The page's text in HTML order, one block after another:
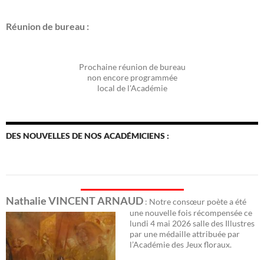
Réunion de bureau :
Prochaine réunion de bureau
non encore programmée
local de l'Académie
DES NOUVELLES DE NOS ACADÉMICIENS :
Nathalie VINCENT ARNAUD : Notre consœur poète a été
une nouvelle fois récompensée ce
lundi 4 mai 2026 salle des Illustres
par une médaille attribuée par
l’Académie des Jeux floraux.